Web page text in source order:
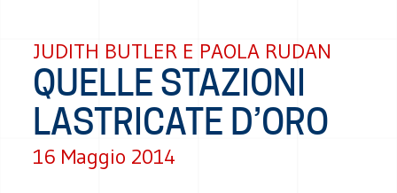
JUDITH BUTLER E PAOLA RUDAN
QUELLE STAZIONI
LASTRICATE D’ORO
16 Maggio 2014